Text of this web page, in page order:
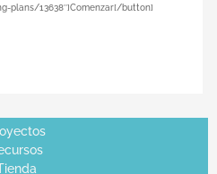
plans/13638″]Comenzar[/button]